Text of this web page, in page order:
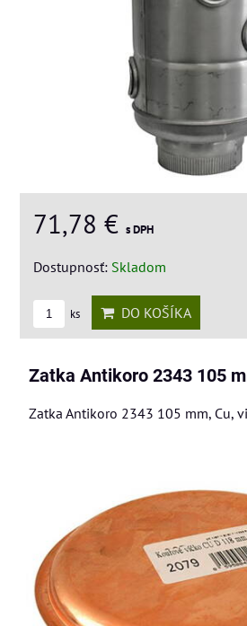
71,78 € s DPH
Dostupnosť: Skladom
ks DO KOŠÍKA
Zatka Antikoro 2343 105
Zatka Antikoro 2343 105 mm, Cu,